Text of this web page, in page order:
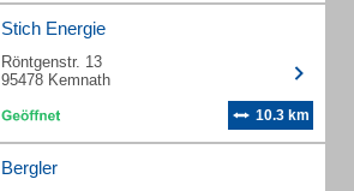
Stich Energie
Röntgenstr. 13
95478 Kemnath
10.3 km
Bergler